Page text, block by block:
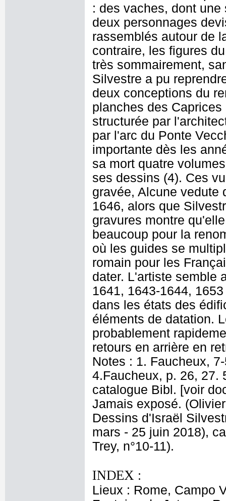
: des vaches, dont
deux personnages
rassemblés autour de
contraire, les figures
très sommairement,
Silvestre a pu
deux conceptions du
planches des
structurée par
par l'arc du Ponte
importante dès les
sa mort quatre
ses dessins (4). Ces
gravée, Alcune vedute
1646, alors que
gravures montre
beaucoup pour la
où les guides se
romain pour les
dater. L'artiste semble
1641, 1643-1644,
dans les états des
éléments de datation.
probablement
retours en arrière en
Notes : 1. Faucheux,
4.Faucheux, p. 26, 27.
catalogue Bibl. [voir
Jamais exposé.
Dessins d'Israël
mars - 25 juin 2018),
Trey, n°10-11).
INDEX :
Lieux : Rome, Campo